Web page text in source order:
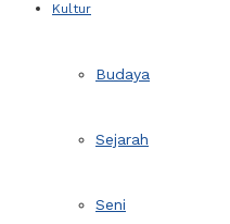
Kultur
Budaya
Sejarah
Seni